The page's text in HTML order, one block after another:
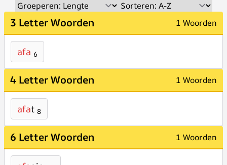
3 Letter Woorden 1 Woorden
afa 6
4 Letter Woorden 1 Woorden
afat 8
6 Letter Woorden 1 Woorden